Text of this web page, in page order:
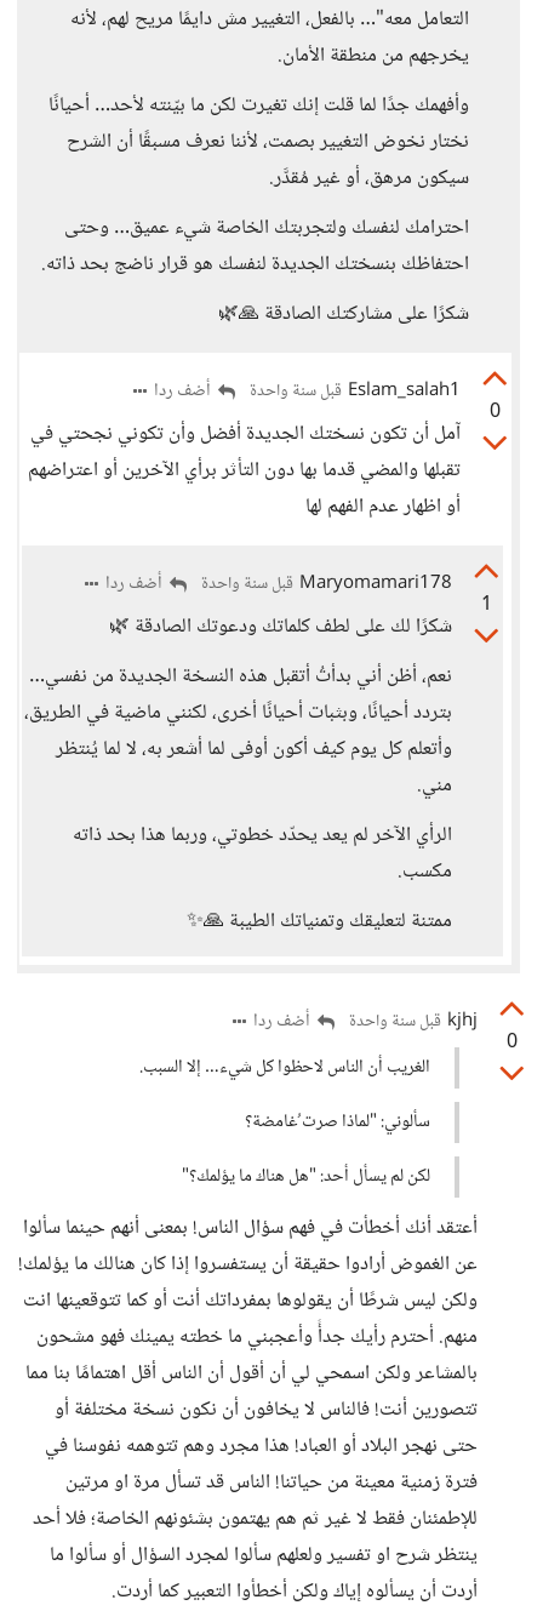
التعامل معه"… بالفعل، التغيير مش دايمًا مريح لهم، لأنه
يخرجهم من منطقة الأمان.
وأفهمك جدًا لما قلت إنك تغيرت لكن ما بيّنته لأحد… أحيانًا
نختار نخوض التغيير بصمت، لأننا نعرف مسبقًا أن الشرح
سيكون مرهق، أو غير مُقدَّر.
احترامك لنفسك ولتجربتك الخاصة شيء عميق… وحتى
احتفاظك بنسختك الجديدة لنفسك هو قرار ناضج بحد ذاته.
شكرًا على مشاركتك الصادقة 🙏🌿
0
Eslam_salah1 قبل سنة واحدة أضف ردا
آمل أن تكون نسختك الجديدة أفضل وأن تكوني نجحتي في
تقبلها والمضي قدما بها دون التأثر برأي الآخرين أو اعتراضهم
أو اظهار عدم الفهم لها
1
Maryomamari178 قبل سنة واحدة أضف ردا
شكرًا لك على لطف كلماتك ودعوتك الصادقة 🌿
نعم، أظن أني بدأتُ أتقبل هذه النسخة الجديدة من نفسي…
بتردد أحيانًا، وبثبات أحيانًا أخرى، لكنني ماضية في الطريق،
وأتعلم كل يوم كيف أكون أوفى لما أشعر به، لا لما يُنتظر
مني.
الرأي الآخر لم يعد يحدّد خطوتي، وربما هذا بحد ذاته
مكسب.
ممتنة لتعليقك وتمنياتك الطيبة 🙏✨
0
kjhj قبل سنة واحدة
أضف ردا
الغريب أن الناس لاحظوا كل شيء… إلا السبب.
سألوني: "لماذا صرت ُغامضة؟
لكن لم يسأل أحد: "هل هناك ما يؤلمك؟"
أعتقد أنك أخطأت في فهم سؤال الناس! بمعنى أنهم حينما سألوا
عن الغموض أرادوا حقيقة أن يستفسروا إذا كان هنالك ما يؤلمك!
ولكن ليس شرطًا أن يقولوها بمفرداتك أنت أو كما تتوقعينها انت
منهم. أحترم رأيك جدأً وأعجبني ما خطته يمينك فهو مشحون
بالمشاعر ولكن اسمحي لي أن أقول أن الناس أقل اهتمامًا بنا مما
تتصورين أنت! فالناس لا يخافون أن نكون نسخة مختلفة أو
حتى نهجر البلاد أو العباد! هذا مجرد وهم تتوهمه نفوسنا في
فترة زمنية معينة من حياتنا! الناس قد تسأل مرة او مرتين
للإطمئنان فقط لا غير ثم هم يهتمون بشئونهم الخاصة؛ فلا أحد
ينتظر شرح او تفسير ولعلهم سألوا لمجرد السؤال أو سألوا ما
أردت أن يسألوه إياك ولكن أخطأوا التعبير كما أردت.